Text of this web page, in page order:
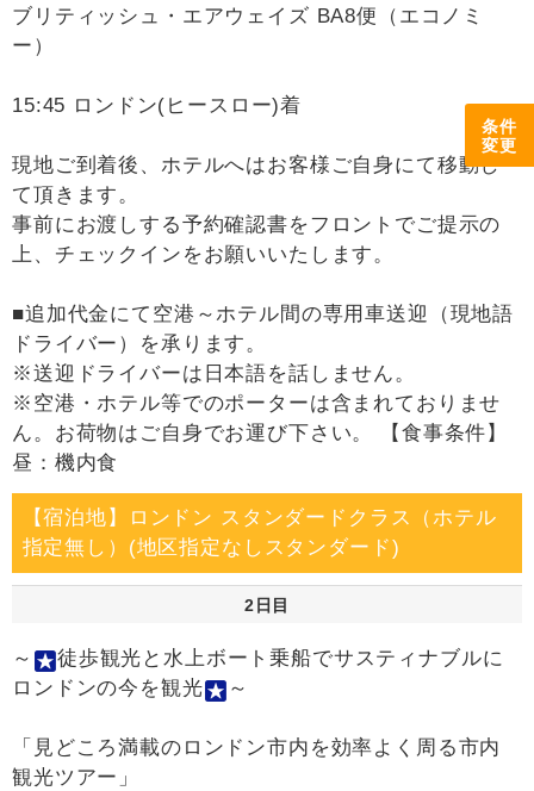
条件
変更
ブリティッシュ・エアウェイズ BA8便（エコノミ
ー）
15:45 ロンドン(ヒースロー)着
現地ご到着後、ホテルへはお客様ご自身にて移動し
て頂きます。
事前にお渡しする予約確認書をフロントでご提示の
上、チェックインをお願いいたします。
■追加代金にて空港～ホテル間の専用車送迎（現地語
ドライバー）を承ります。
※送迎ドライバーは日本語を話しません。
※空港・ホテル等でのポーターは含まれておりませ
ん。お荷物はご自身でお運び下さい。 【食事条件】
昼：機内食
【宿泊地】ロンドン スタンダードクラス（ホテル
指定無し）(地区指定なしスタンダード)
2日目
～
徒歩観光と水上ボート乗船でサスティナブルに
ロンドンの今を観光
～
「見どころ満載のロンドン市内を効率よく周る市内
観光ツアー」